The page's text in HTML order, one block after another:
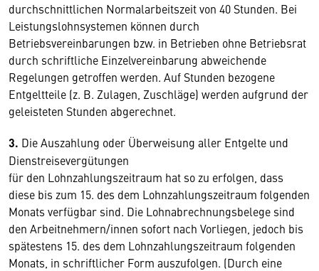
durchschnittlichen Normalarbeitszeit von 40 Stunden. Bei
Leistungslohnsystemen können durch
Betriebsvereinbarungen bzw. in Betrieben ohne Betriebsrat
durch schriftliche Einzelvereinbarung abweichende
Regelungen getroffen werden. Auf Stunden bezogene
Entgeltteile (z. B. Zulagen, Zuschläge) werden aufgrund der
geleisteten Stunden abgerechnet.
3. Die Auszahlung oder Überweisung aller Entgelte und
Dienstreisevergütungen
für den Lohnzahlungszeitraum hat so zu erfolgen, dass
diese bis zum 15. des dem Lohnzahlungszeitraum folgenden
Monats verfügbar sind. Die Lohnabrechnungsbelege sind
den Arbeitnehmern/innen sofort nach Vorliegen, jedoch bis
spätestens 15. des dem Lohnzahlungszeitraum folgenden
Monats, in schriftlicher Form auszufolgen. (Durch eine